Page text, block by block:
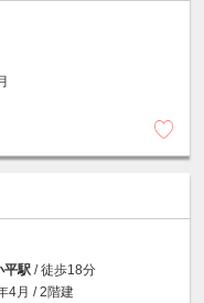
平駅 / 徒歩18分
4月 / 2階建